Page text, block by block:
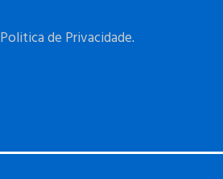
Politica de Privacidade.